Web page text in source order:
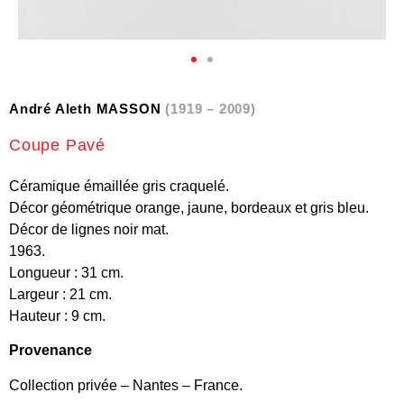
André Aleth MASSON (1919 – 2009)
Coupe Pavé
Céramique émaillée gris craquelé.
Décor géométrique orange, jaune, bordeaux et gris bleu.
Décor de lignes noir mat.
1963.
Longueur : 31 cm.
Largeur : 21 cm.
Hauteur : 9 cm.
Provenance
Collection privée – Nantes – France.